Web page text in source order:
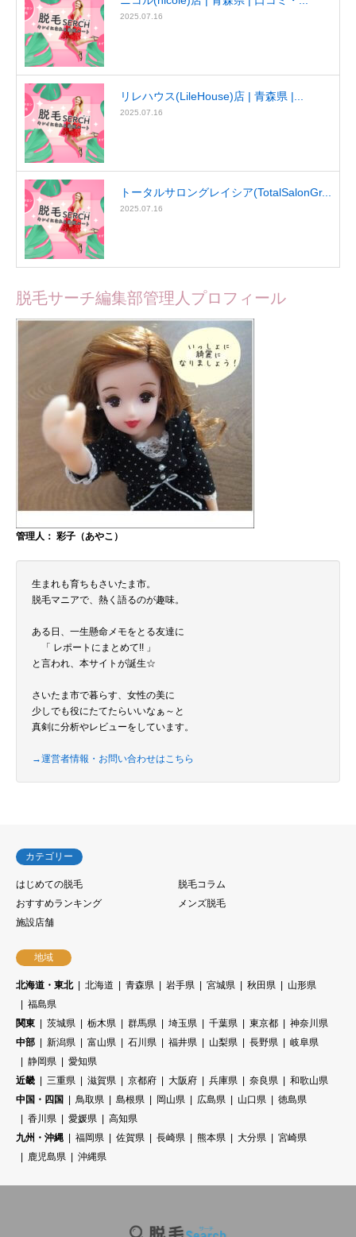
2025.07.16
リレハウス(LileHouse)店 | 青森県 |...
2025.07.16
トータルサロングレイシア(TotalSalonGr...
2025.07.16
脱毛サーチ編集部管理人プロフィール
管理人： 彩子（あやこ）
生まれも育ちもさいたま市。
脱毛マニアで、熱く語るのが趣味。
ある日、一生懸命メモをとる友達に
「 レポートにまとめて!! 」
と言われ、本サイトが誕生☆
さいたま市で暮らす、女性の美に
少しでも役にたてたらいいなぁ～と
真剣に分析やレビューをしています。
→運営者情報・お問い合わせはこちら
カテゴリー
はじめての脱毛
脱毛コラム
おすすめランキング
メンズ脱毛
施設店舗
地域
北海道・東北 北海道 青森県 岩手県 宮城県 秋田県
山形県
福島県
関東
茨城県 栃木県 群馬県 埼玉県 千葉県 東京都
神奈川県
中部
新潟県 富山県 石川県 福井県 山梨県 長野県
岐阜県
静岡県
愛知県
近畿
三重県 滋賀県 京都府 大阪府 兵庫県 奈良県
和歌山県
中国・四国
鳥取県 島根県 岡山県 広島県 山口県
徳島県
香川県
愛媛県
高知県
九州・沖縄
福岡県 佐賀県 長崎県 熊本県 大分県
宮崎県
鹿児島県
沖縄県